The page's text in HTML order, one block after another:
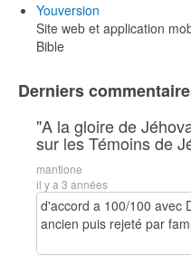
Youversion
Site web et application
Bible
Derniers
"A la gloire de
sur les Témoins de
mantione
il y a 3 années
d'accord a 100/100 avec
ancien puis rejeté par